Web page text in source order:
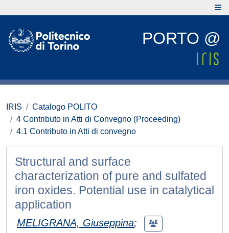
PORTO @
IRIS
Catalogo POLITO
4 Contributo in Atti di Convegno (Proceeding)
4.1 Contributo in Atti di convegno
Structural and surface
characterization of pure and sulfated
iron oxides. Potential use in catalytical
application
MELIGRANA, Giuseppina;